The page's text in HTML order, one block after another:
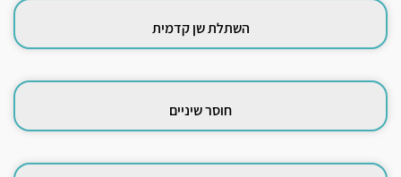
השתלת שן קדמית
חוסר שיניים